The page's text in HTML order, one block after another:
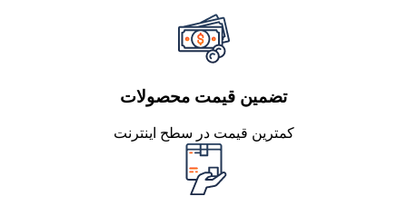
تضمین قیمت محصولات
کمترین قیمت در سطح اینترنت